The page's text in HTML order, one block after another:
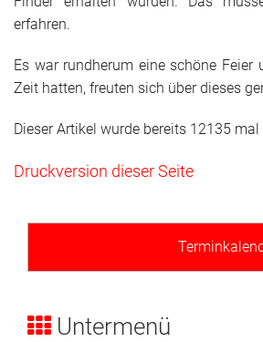
erfahren.
Es war rundherum eine schöne Feier
Zeit hatten, freuten sich über dieses
Dieser Artikel wurde bereits 12135 mal
Druckversion dieser Seite
Untermenü